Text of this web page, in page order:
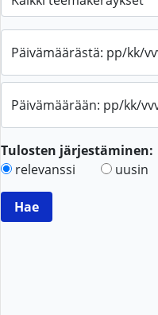
Päivämäärästä: pp/kk/
Päivämäärään: pp/kk/
Tulosten järjestäminen:
relevanssi
uusin